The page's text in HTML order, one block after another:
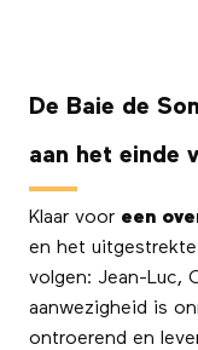
De Baie de
aan het einde
Klaar voor een
en het
volgen: Jean-Luc,
aanwezigheid is
ontroerend en